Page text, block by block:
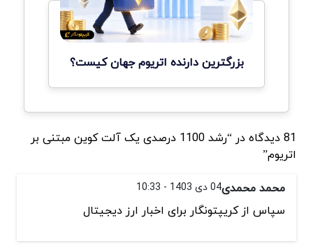
بزرگترین دارنده اتریوم جهان کیست؟
81 دیدگاه در “رشد 1100 درصدی یک آلت کوین مبتنی بر
اتریوم”
محمد محمدی04 دی 1403 - 10:33
سپاس از کریپتونگار برای اخبار ارز دیجیتال